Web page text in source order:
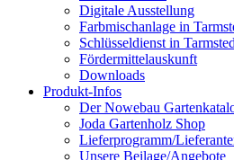
Digitale Ausstellung
Farbmischanlage in
Schlüsseldienst in
Fördermittelauskunft
Downloads
Produkt-Infos
Der Nowebau
Joda Gartenholz Shop
Lieferprogramm/
Unsere Beilage/Angebote